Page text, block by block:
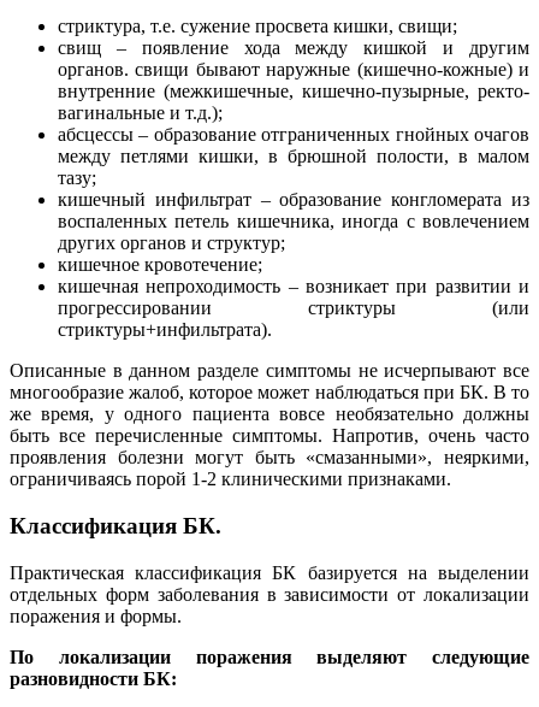
стриктура, т.е. сужение просвета кишки, свищи;
свищ – появление хода между кишкой и другим
органов. свищи бывают наружные (кишечно-кожные) и
внутренние (межкишечные, кишечно-пузырные, ректо-
вагинальные и т.д.);
абсцессы – образование отграниченных гнойных очагов
между петлями кишки, в брюшной полости, в малом
тазу;
кишечный инфильтрат – образование конгломерата из
воспаленных петель кишечника, иногда с вовлечением
других органов и структур;
кишечное кровотечение;
кишечная непроходимость – возникает при развитии и
прогрессировании стриктуры (или
стриктуры+инфильтрата).
Описанные в данном разделе симптомы не исчерпывают все
многообразие жалоб, которое может наблюдаться при БК. В то
же время, у одного пациента вовсе необязательно должны
быть все перечисленные симптомы. Напротив, очень часто
проявления болезни могут быть «смазанными», неяркими,
ограничиваясь порой 1-2 клиническими признаками.
Классификация БК.
Практическая классификация БК базируется на выделении
отдельных форм заболевания в зависимости от локализации
поражения и формы.
По локализации поражения выделяют следующие
разновидности БК: